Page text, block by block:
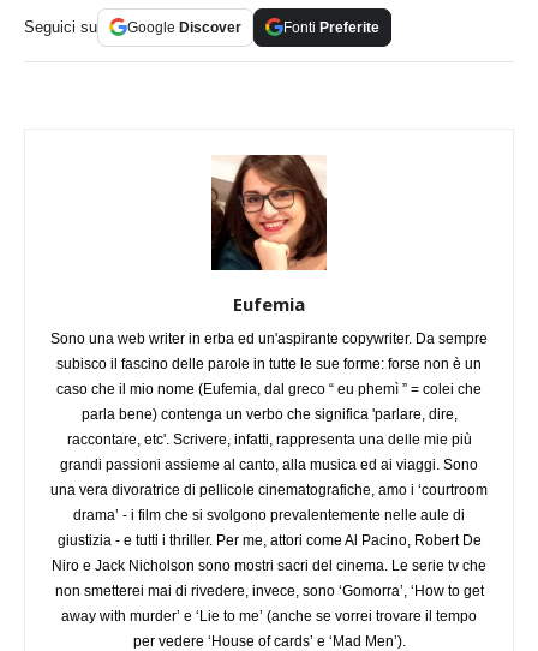
Seguici su Google Discover Fonti Preferite
Eufemia
Sono una web writer in erba ed un'aspirante copywriter. Da sempre
subisco il fascino delle parole in tutte le sue forme: forse non è un
caso che il mio nome (Eufemia, dal greco “ eu phemì ” = colei che
parla bene) contenga un verbo che significa 'parlare, dire,
raccontare, etc'. Scrivere, infatti, rappresenta una delle mie più
grandi passioni assieme al canto, alla musica ed ai viaggi. Sono
una vera divoratrice di pellicole cinematografiche, amo i ‘courtroom
drama’ - i film che si svolgono prevalentemente nelle aule di
giustizia - e tutti i thriller. Per me, attori come Al Pacino, Robert De
Niro e Jack Nicholson sono mostri sacri del cinema. Le serie tv che
non smetterei mai di rivedere, invece, sono ‘Gomorra’, ‘How to get
away with murder’ e ‘Lie to me’ (anche se vorrei trovare il tempo
per vedere ‘House of cards’ e ‘Mad Men’).